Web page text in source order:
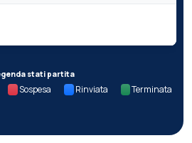
stati partita
Sospesa Rinviata Terminata